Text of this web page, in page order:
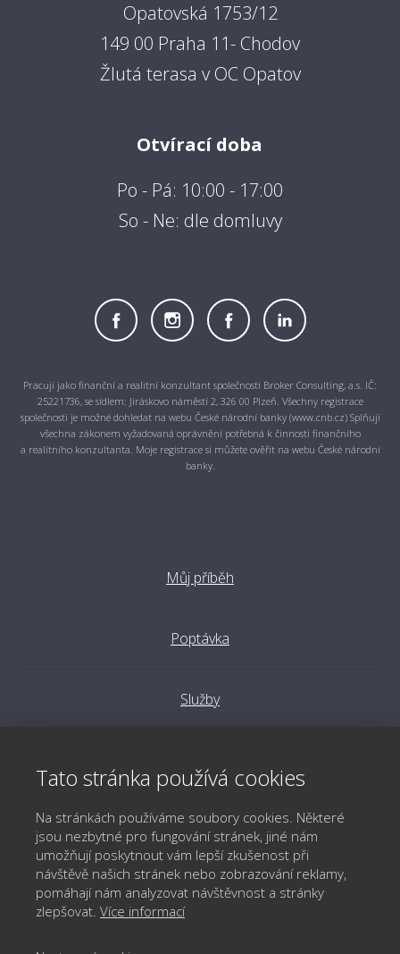
Opatovská 1753/12
149 00 Praha 11- Chodov
Žlutá terasa v OC Opatov
Otvírací doba
Po - Pá: 10:00 - 17:00
So - Ne: dle domluvy
Pracuji jako finanční a realitní konzultant společnosti Broker Consulting, a.s. IČ:
25221736, se sídlem: Jiráskovo náměstí 2, 326 00 Plzeň. Všechny registrace
společnosti je možné dohledat na webu České národní banky (www.cnb.cz) Splňuji
všechna zákonem vyžadovaná oprávnění potřebná k činnosti finančního
a realitního konzultanta. Moje registrace si můžete ověřit na webu České národní
banky.
Můj příběh
Poptávka
Služby
Aktuality
OOÚ a GDPR
Tato stránka používá cookies
Na stránkách používáme soubory cookies. Některé
jsou nezbytné pro fungování stránek, jiné nám
umožňují poskytnout vám lepší zkušenost při
návštěvě našich stránek nebo zobrazování reklamy,
pomáhají nám analyzovat návštěvnost a stránky
zlepšovat. Více informací